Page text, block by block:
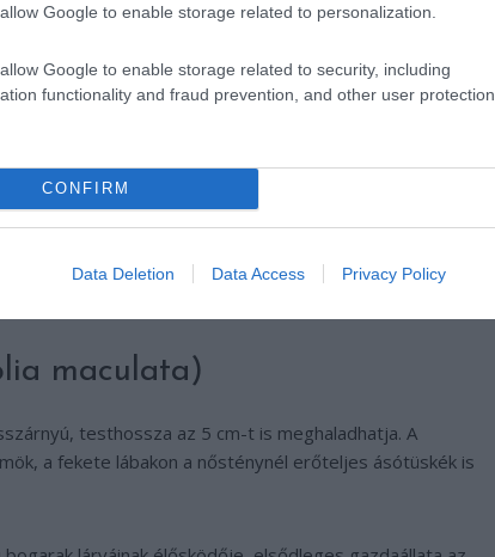
Google to enable storage related to personalization.
Google to enable storage related to security, including
functionality and fraud prevention, and other user protection.
CONFIRM
Data Deletion Data Access Privacy Policy
maculata)
testhossza az 5 cm-t is meghaladhatja. A
a fekete lábakon a nősténynél erőteljes ásótüskék is